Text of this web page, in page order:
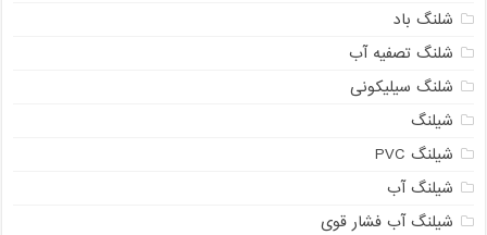
شلنگ باد
شلنگ تصفیه آب
شلنگ سیلیکونی
شیلنگ
شیلنگ PVC
شیلنگ آب
شیلنگ آب فشار قوی